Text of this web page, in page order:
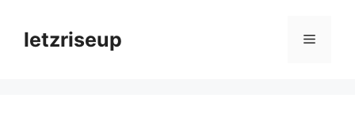
letzriseup 메